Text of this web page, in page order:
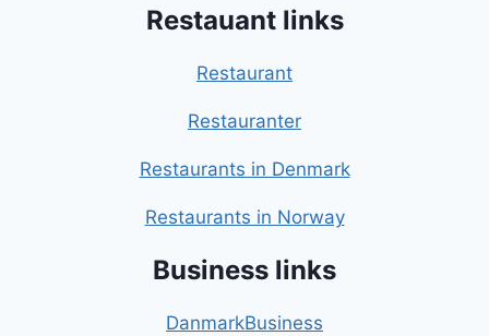
Restauant links
Restaurant
Restauranter
Restaurants in Denmark
Restaurants in Norway
Business links
DanmarkBusiness